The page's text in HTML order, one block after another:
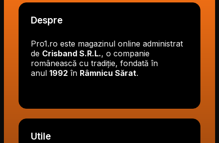
Despre
Pro1.ro este magazinul online administrat
de Crisband S.R.L., o companie
românească cu tradiție, fondată în
anul 1992 în Râmnicu Sărat.
Utile